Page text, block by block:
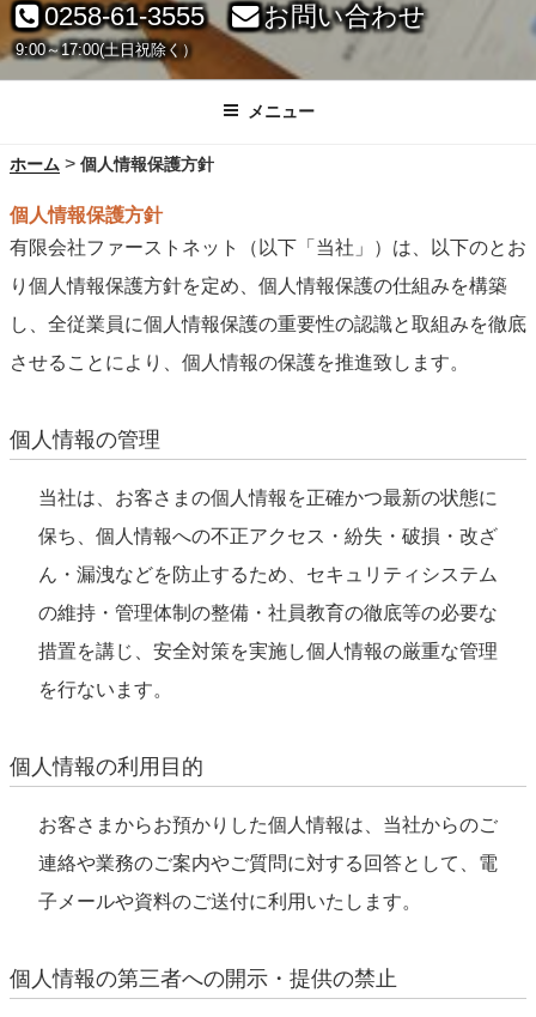
0258-61-3555
9:00～17:00(土日祝除く）
お問い合わせ
メニュー
ホーム > 個人情報保護方針
個人情報保護方針
有限会社ファーストネット（以下「当社」）は、以下のとお
り個人情報保護方針を定め、個人情報保護の仕組みを構築
し、全従業員に個人情報保護の重要性の認識と取組みを徹底
させることにより、個人情報の保護を推進致します。
個人情報の管理
当社は、お客さまの個人情報を正確かつ最新の状態に
保ち、個人情報への不正アクセス・紛失・破損・改ざ
ん・漏洩などを防止するため、セキュリティシステム
の維持・管理体制の整備・社員教育の徹底等の必要な
措置を講じ、安全対策を実施し個人情報の厳重な管理
を行ないます。
個人情報の利用目的
お客さまからお預かりした個人情報は、当社からのご
連絡や業務のご案内やご質問に対する回答として、電
子メールや資料のご送付に利用いたします。
個人情報の第三者への開示・提供の禁止